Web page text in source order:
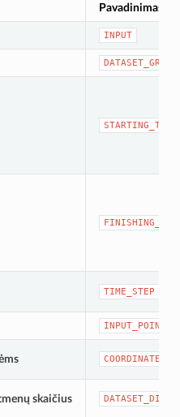
Pavadinimas
INPUT
STARTING_TIME
TIME_STEP
INPUT_POINTS
skaičius